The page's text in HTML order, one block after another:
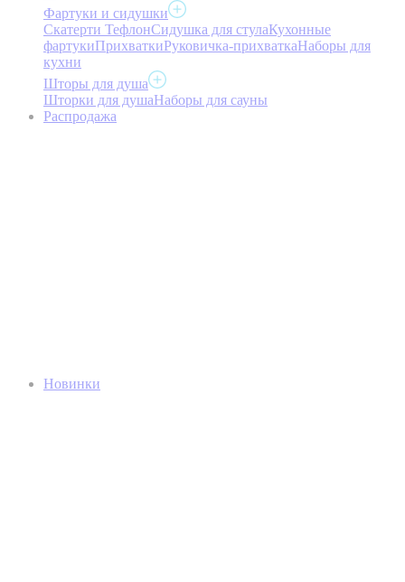
Фартуки и сидушки
Скатерти ТефлонСидушка для стулаКухонные
фартукиПрихваткиРуковичка-прихваткаНаборы для
кухни
Шторы для душа
Шторки для душаНаборы для сауны
Распродажа
Новинки